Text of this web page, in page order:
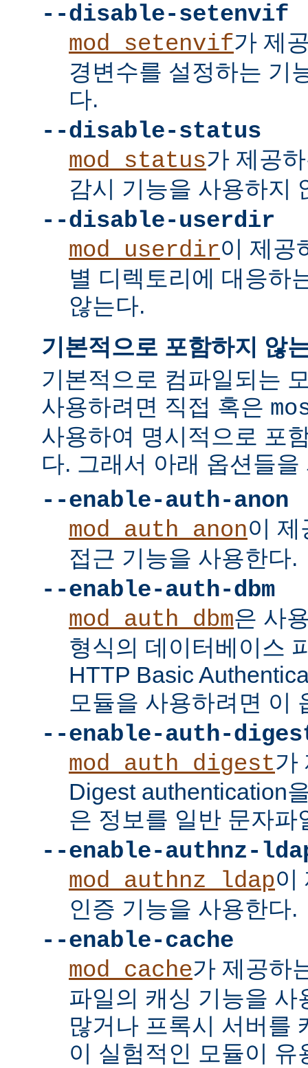
--disable-setenvif
mod_setenvif가 제
경변수를 설정하는 기
다.
--disable-status
mod_status가 제공
감시 기능을 사용하지
--disable-userdir
mod_userdir이 제공
별 디렉토리에 대응하
않는다.
기본적으로 포함하지 않
기본적으로 컴파일되는
사용하려면 직접 혹은
사용하여 명시적으로 포
다. 그래서 아래 옵션들을
--enable-auth-anon
mod_auth_anon이
접근 기능을 사용한다.
--enable-auth-dbm
mod_auth_dbm은 사
형식의 데이터베이스
HTTP Basic
모듈을 사용하려면 이
--enable-auth-
mod_auth_digest가
Digest authentication
은 정보를 일반 문자파
--enable-authnz-
mod_authnz_ldap이
인증 기능을 사용한다.
--enable-cache
mod_cache가 제공하
파일의 캐싱 기능을 사
많거나 프록시 서버를
이 실험적인 모듈이